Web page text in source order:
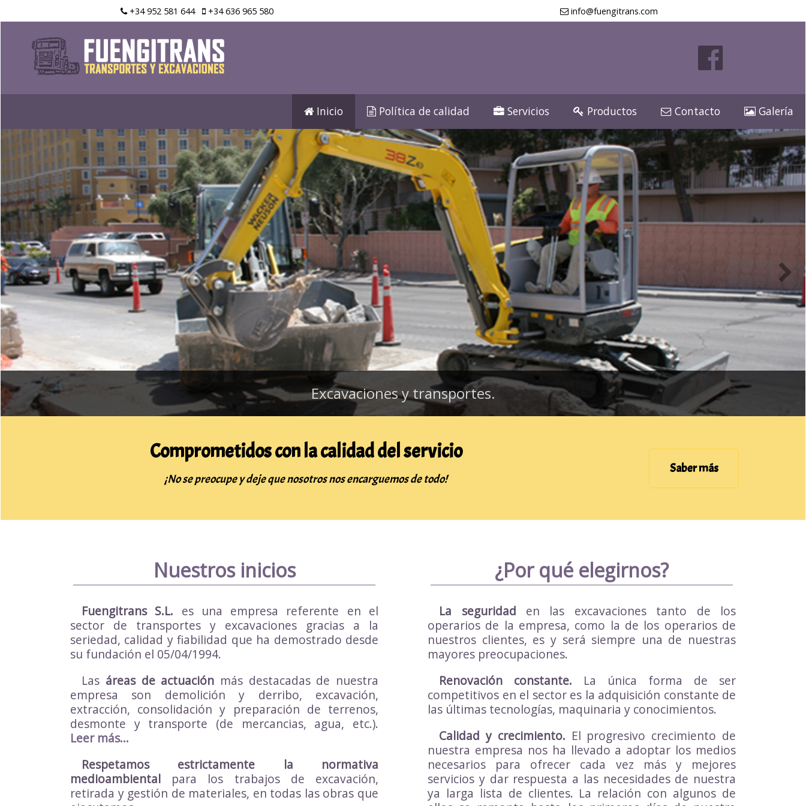
+34 952 581 644 +34 636 965 580 info@fuengitrans.com
Inicio Política de calidad Servicios Productos Contacto Galería
Excavaciones y transportes.
Comprometidos con la calidad del servicio
¡No se preocupe y deje que nosotros nos encarguemos de todo!
Saber más
Nuestros inicios
Fuengitrans S.L. es una empresa referente en el
sector de transportes y excavaciones gracias a la
seriedad, calidad y fiabilidad que ha demostrado desde
su fundación el 05/04/1994.
Las áreas de actuación más destacadas de nuestra
empresa son demolición y derribo, excavación,
extracción, consolidación y preparación de terrenos,
desmonte y transporte (de mercancias, agua, etc.).
Leer más...
Respetamos estrictamente la normativa
medioambiental para los trabajos de excavación,
retirada y gestión de materiales, en todas las obras que
¿Por qué elegirnos?
La seguridad en las excavaciones tanto de los
operarios de la empresa, como la de los operarios de
nuestros clientes, es y será siempre una de nuestras
mayores preocupaciones.
Renovación constante. La única forma de ser
competitivos en el sector es la adquisición constante de
las últimas tecnologías, maquinaria y conocimientos.
Calidad y crecimiento. El progresivo crecimiento de
nuestra empresa nos ha llevado a adoptar los medios
necesarios para ofrecer cada vez más y mejores
servicios y dar respuesta a las necesidades de nuestra
ya larga lista de clientes. La relación con algunos de